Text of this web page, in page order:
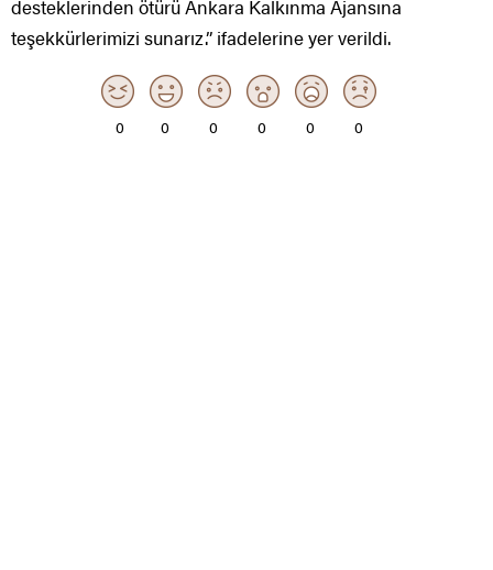
desteklerinden ötürü Ankara Kalkınma Ajansına
teşekkürlerimizi sunarız.” ifadelerine yer verildi.
0 0 0 0 0 0